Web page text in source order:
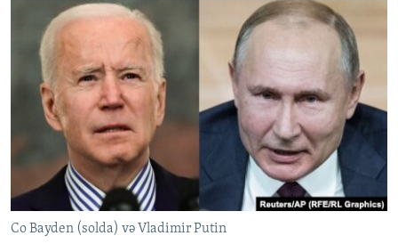
ARAŞDIRMA
MULTIMEDIA
VIDEO
FOTOQALEREYA
İNFOQRAFIKA
KARIKATURA
RADIO ARXIV
OXU ZALI
AZƏRBAYCAN ƏDƏBIYYATI KITABXANASI
İSLAM VƏ DEMOKRATIYA
İZ - MƏDƏNIYYƏT PROQRAMI
HAQQIMIZDA
MISSIYAMIZ
PEŞƏ ETIKASI VƏ JURNALISTIKA STANDARTLARIMIZ
MATERIALLARIMIZDAN ISTIFADƏ
AZADLIQRADIOSU MOBIL TELEFONUNUZDA
RFE/RL-in bütün saytları
Co Bayden (solda) və Vladimir Putin